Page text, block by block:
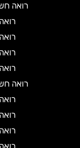
רואה חשבון
רואה
רואה
רואה
רואה
רואה חשבון
רואה
רואה
רואה